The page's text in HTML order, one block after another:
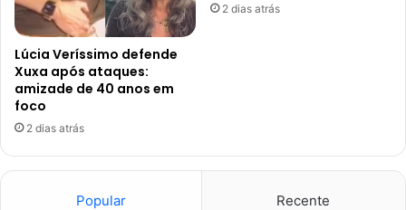
Lúcia Veríssimo defende
Xuxa após ataques:
amizade de 40 anos em
foco
2 dias atrás
2 dias atrás
Popular Recente